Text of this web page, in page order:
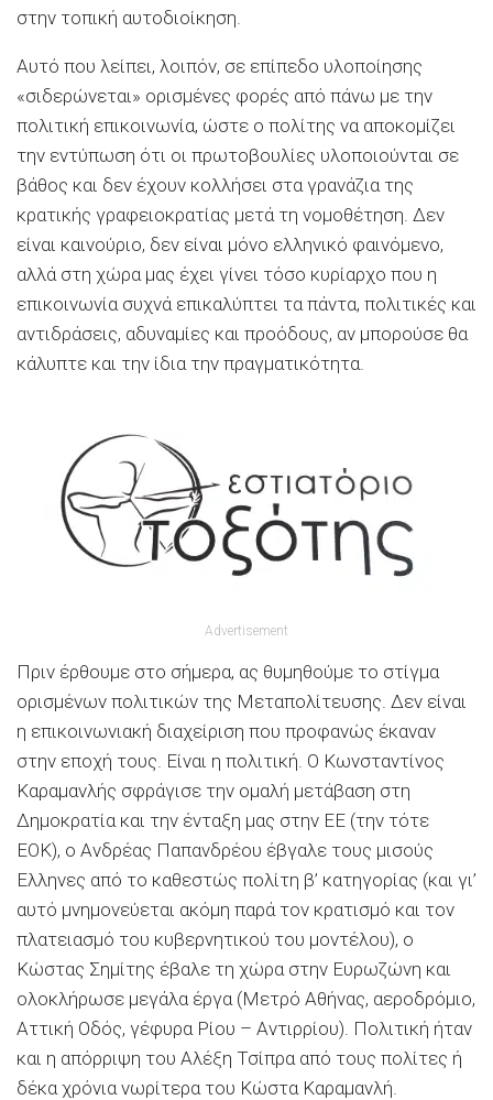
στην τοπική αυτοδιοίκηση.
Αυτό που λείπει, λοιπόν, σε επίπεδο υλοποίησης
«σιδερώνεται» ορισμένες φορές από πάνω με την
πολιτική επικοινωνία, ώστε ο πολίτης να αποκομίζει
την εντύπωση ότι οι πρωτοβουλίες υλοποιούνται σε
βάθος και δεν έχουν κολλήσει στα γρανάζια της
κρατικής γραφειοκρατίας μετά τη νομοθέτηση. Δεν
είναι καινούριο, δεν είναι μόνο ελληνικό φαινόμενο,
αλλά στη χώρα μας έχει γίνει τόσο κυρίαρχο που η
επικοινωνία συχνά επικαλύπτει τα πάντα, πολιτικές και
αντιδράσεις, αδυναμίες και προόδους, αν μπορούσε θα
κάλυπτε και την ίδια την πραγματικότητα.
Advertisement
Πριν έρθουμε στο σήμερα, ας θυμηθούμε το στίγμα
ορισμένων πολιτικών της Μεταπολίτευσης. Δεν είναι
η επικοινωνιακή διαχείριση που προφανώς έκαναν
στην εποχή τους. Είναι η πολιτική. Ο Κωνσταντίνος
Καραμανλής σφράγισε την ομαλή μετάβαση στη
Δημοκρατία και την ένταξη μας στην ΕΕ (την τότε
ΕΟΚ), ο Ανδρέας Παπανδρέου έβγαλε τους μισούς
Ελληνες από το καθεστώς πολίτη β’ κατηγορίας (και γι’
αυτό μνημονεύεται ακόμη παρά τον κρατισμό και τον
πλατειασμό του κυβερνητικού του μοντέλου), ο
Κώστας Σημίτης έβαλε τη χώρα στην Ευρωζώνη και
ολοκλήρωσε μεγάλα έργα (Μετρό Αθήνας, αεροδρόμιο,
Αττική Οδός, γέφυρα Ρίου – Αντιρρίου). Πολιτική ήταν
και η απόρριψη του Αλέξη Τσίπρα από τους πολίτες ή
δέκα χρόνια νωρίτερα του Κώστα Καραμανλή.